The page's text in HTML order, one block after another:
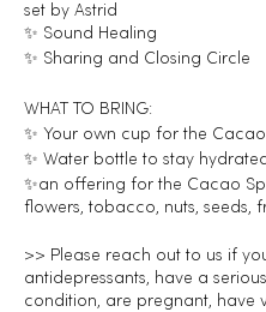
set by Astrid
✨ Sound Healing
✨ Sharing and Closing Circle
WHAT TO BRING:
✨ Your own cup for the Cacao
✨ Water bottle to stay
✨an offering for the Cacao
flowers, tobacco, nuts, seeds,
>> Please reach out to us if
antidepressants, have a
condition, are pregnant, have